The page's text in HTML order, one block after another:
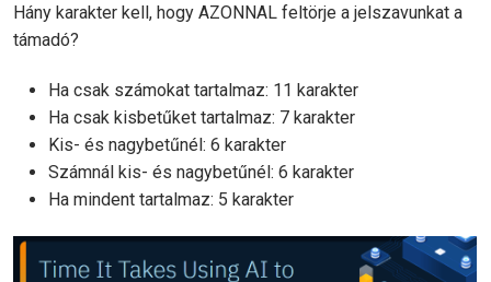
Hány karakter kell, hogy AZONNAL feltörje a jelszavunkat a
támadó?
Ha csak számokat tartalmaz: 11 karakter
Ha csak kisbetűket tartalmaz: 7 karakter
Kis- és nagybetűnél: 6 karakter
Számnál kis- és nagybetűnél: 6 karakter
Ha mindent tartalmaz: 5 karakter